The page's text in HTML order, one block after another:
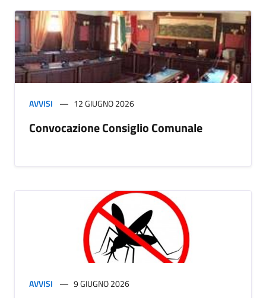
AVVISI 12 GIUGNO 2026
Convocazione Consiglio Comunale
AVVISI 9 GIUGNO 2026